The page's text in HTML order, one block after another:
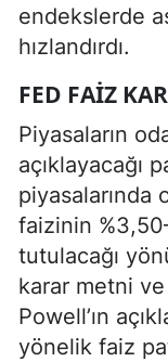
endekslerde
hızlandırdı.
FED FAIZ
Piyasaların
açıklayacağı
piyasalarında
faizinin
tutulacağı
karar metni ve
Powell’ın
yönelik faiz